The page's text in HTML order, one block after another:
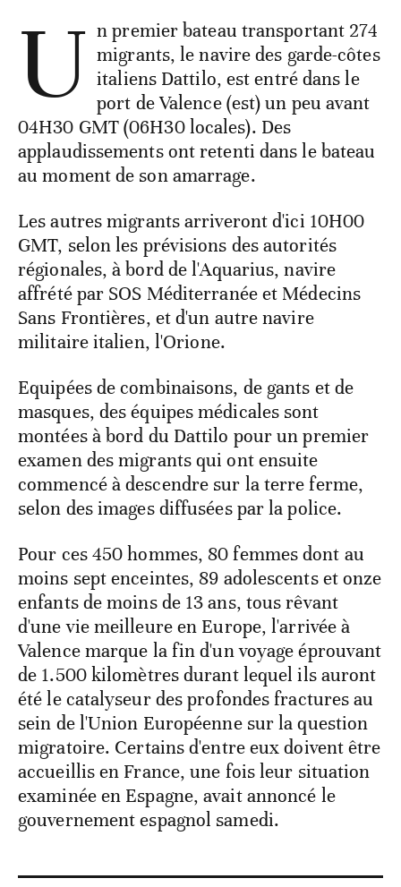
U n premier bateau transportant 274
migrants, le navire des garde-côtes
italiens Dattilo, est entré dans le
port de Valence (est) un peu avant
04H30 GMT (06H30 locales). Des
applaudissements ont retenti dans le bateau
au moment de son amarrage.
Les autres migrants arriveront d'ici 10H00
GMT, selon les prévisions des autorités
régionales, à bord de l'Aquarius, navire
affrété par SOS Méditerranée et Médecins
Sans Frontières, et d'un autre navire
militaire italien, l'Orione.
Equipées de combinaisons, de gants et de
masques, des équipes médicales sont
montées à bord du Dattilo pour un premier
examen des migrants qui ont ensuite
commencé à descendre sur la terre ferme,
selon des images diffusées par la police.
Pour ces 450 hommes, 80 femmes dont au
moins sept enceintes, 89 adolescents et onze
enfants de moins de 13 ans, tous rêvant
d'une vie meilleure en Europe, l'arrivée à
Valence marque la fin d'un voyage éprouvant
de 1.500 kilomètres durant lequel ils auront
été le catalyseur des profondes fractures au
sein de l'Union Européenne sur la question
migratoire. Certains d'entre eux doivent être
accueillis en France, une fois leur situation
examinée en Espagne, avait annoncé le
gouvernement espagnol samedi.